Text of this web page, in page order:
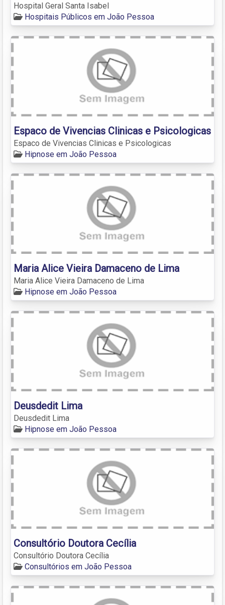
Hospital Geral Santa Isabel
Hospitais Públicos em João Pessoa
Espaco de Vivencias Clinicas e Psicologicas
Espaco de Vivencias Clinicas e Psicologicas
Hipnose em João Pessoa
Maria Alice Vieira Damaceno de Lima
Maria Alice Vieira Damaceno de Lima
Hipnose em João Pessoa
Deusdedit Lima
Deusdedit Lima
Hipnose em João Pessoa
Consultório Doutora Cecília
Consultório Doutora Cecília
Consultórios em João Pessoa